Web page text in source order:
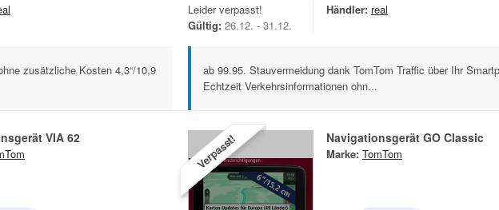
zusätzliche Kosten 4,3“/10,9
Leider verpasst!
Gültig: 26.12. - 31.12.
Händler: real
ab 99.95. Stauvermeidung dank TomTom Traffic über Ihr
Echtzeit Verkehrsinformationen ohn...
VIA 62 Verpasst! Navigationsgerät GO Classic
Marke: TomTom